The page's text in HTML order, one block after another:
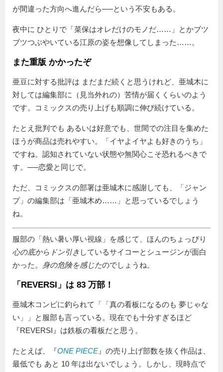
が間違った方向へ進んだら──という不安もある。
夜中に ひとりで「菜保はオレだけのモノだ……」とかブツ
ブツつぶやいている江原の姿を想像してしまった……。
また重版 かかったぞ
亜豆に対する批評は まだまだ続くと思うけれど、亜城木に
対しては編集部に（見当外れの）苦情が届くくらいのよう
です。コミックスの売り上げも順調に伸び続けている。
たとえ批判でも あるいは好意でも、世間での注目を集めた
ほうが商品は売れやすい。「イヤよイヤよも好きのうち」
ですね。認知されていない状態や無関心こそ恐れるべきで
す。──恋愛と同じで。
ただ、コミックスの部署は亜城木に感謝しても、「ジャン
プ」の編集部は「亜城木め……」と思っているでしょう
ね。
服部の「熱い暑い厚い視線」を感じて、ほんのちょっぴり
心の底からドン引き しているサイコーとシュージンが面白
かった。 身の危険を感じたのでしょうね。
「REVERSI」は 83 万部！
亜城木コンビに釣られて「
真の看板になるのも 夢じゃな
い
」と服部も言っている。現在でも十分すぎるほど
『REVERSI』は鉄板の看板だと思う。
たとえば、『ONE PIECE 』の売り上げ部数を抜く作品は、
最低でも あと 10 年は出ないでしょう。しかし、現時点で